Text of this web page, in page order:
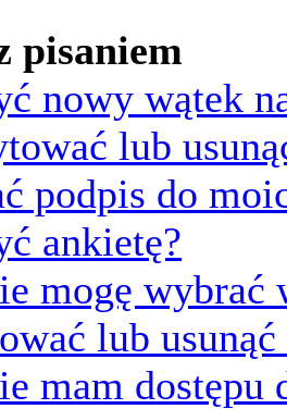
pisaniem
nowy wątek
lub
podpis do
ankietę?
mogę wybrać
lub usunąć
mam dostępu